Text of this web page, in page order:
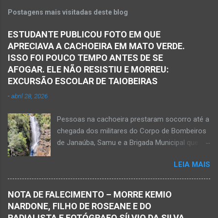
Postagens mais visitadas deste blog
ESTUDANTE PUBLICOU FOTO EM QUE
APRECIAVA A CACHOEIRA EM MATO VERDE.
ISSO FOI POUCO TEMPO ANTES DE SE
AFOGAR. ELE NÃO RESISTIU E MORREU:
EXCURSÃO ESCOLAR DE TAIOBEIRAS
-abril 28, 2026
Pessoas na cachoeira prestaram socorro até a
chegada dos militares do Corpo de Bombeiros
de Janaúba, Samu e a Brigada Municipal que
resistiu e foi a óbito Foto álbum pessoal Kauan
Pereira Alves publicou em sua rede social a
foto em que apreciava a Cachoeira Maria Rosa,
em Mato Verde, pouco tempo antes de se
afogar e depois vir a óbito nesta terça-feira, dia
LEIA MAIS
NOTA DE FALECIMENTO – MORRE KEMIO
NARDONE, FILHO DE ROSEANE E DO